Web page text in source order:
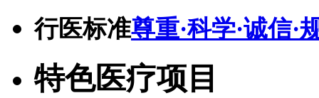
行医标准尊重·科学·诚信·
特色医疗项目